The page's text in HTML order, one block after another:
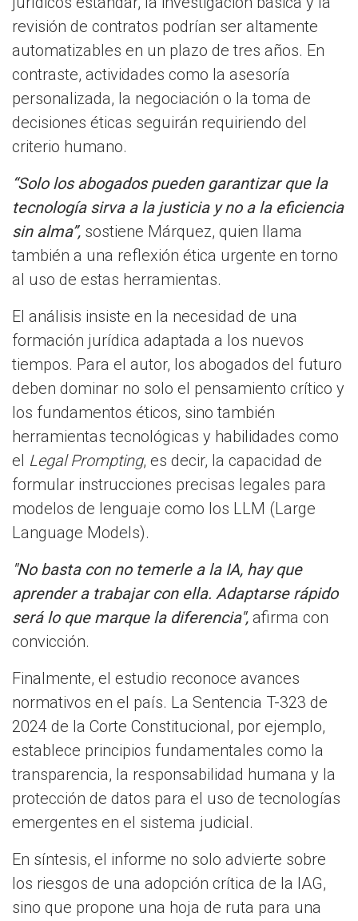
revisión de contratos podrían ser altamente
automatizables en un plazo de tres años. En
contraste, actividades como la asesoría
personalizada, la negociación o la toma de
decisiones éticas seguirán requiriendo del
criterio humano.
“Solo los abogados pueden garantizar que la
tecnología sirva a la justicia y no a la eficiencia
sin alma”, sostiene Márquez, quien llama
también a una reflexión ética urgente en torno
al uso de estas herramientas.
El análisis insiste en la necesidad de una
formación jurídica adaptada a los nuevos
tiempos. Para el autor, los abogados del futuro
deben dominar no solo el pensamiento crítico y
los fundamentos éticos, sino también
herramientas tecnológicas y habilidades como
el Legal Prompting, es decir, la capacidad de
formular instrucciones precisas legales para
modelos de lenguaje como los LLM (Large
Language Models).
"No basta con no temerle a la IA, hay que
aprender a trabajar con ella. Adaptarse rápido
será lo que marque la diferencia", afirma con
convicción.
Finalmente, el estudio reconoce avances
normativos en el país. La Sentencia T-323 de
2024 de la Corte Constitucional, por ejemplo,
establece principios fundamentales como la
transparencia, la responsabilidad humana y la
protección de datos para el uso de tecnologías
emergentes en el sistema judicial.
En síntesis, el informe no solo advierte sobre
los riesgos de una adopción crítica de la IAG,
sino que propone una hoja de ruta para una